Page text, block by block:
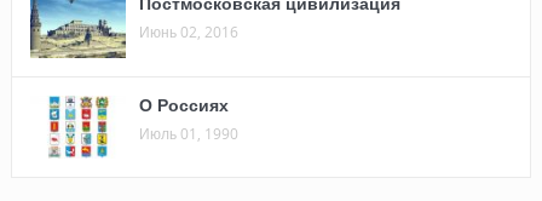
Июнь 02, 2016
О Россиях
Июль 01, 1990